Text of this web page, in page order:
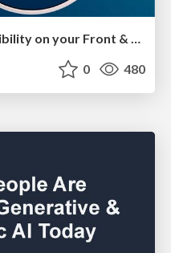
How to audit for AI Accessibility on your Front & Back End
0 480